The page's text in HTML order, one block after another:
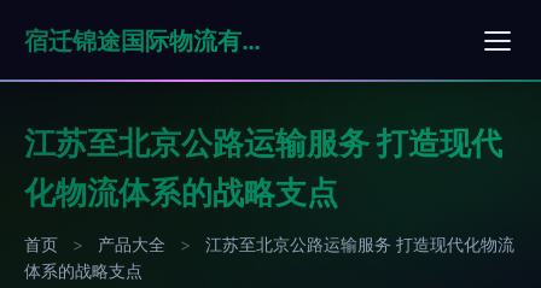
宿迁锦途国际物流有限公司
江苏至北京公路运输服务 打造现代
化物流体系的战略支点
首页 > 产品大全 >
江苏至北京公路运输服务 打造现代化物流
体系的战略支点